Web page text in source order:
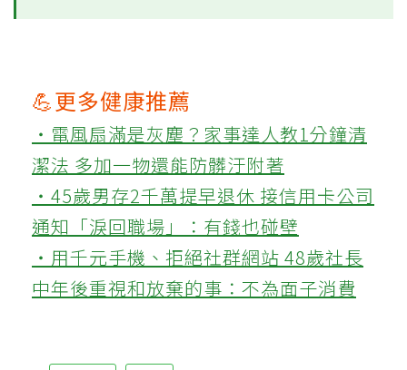
💪更多健康推薦
‧電風扇滿是灰塵？家事達人教1分鐘清
潔法 多加一物還能防髒汙附著
‧45歲男存2千萬提早退休 接信用卡公司
通知「淚回職場」：有錢也碰壁
‧用千元手機、拒絕社群網站 48歲社長
中年後重視和放棄的事：不為面子消費